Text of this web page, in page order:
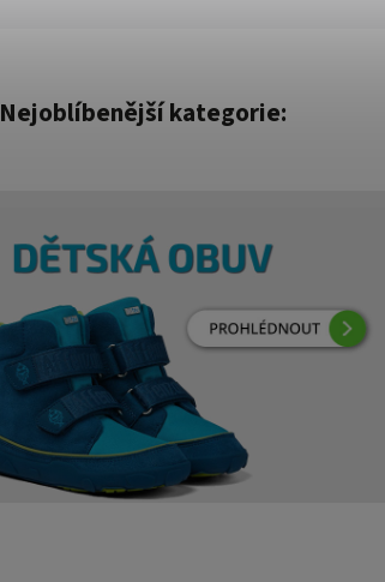
Nejoblíbenější kategorie: